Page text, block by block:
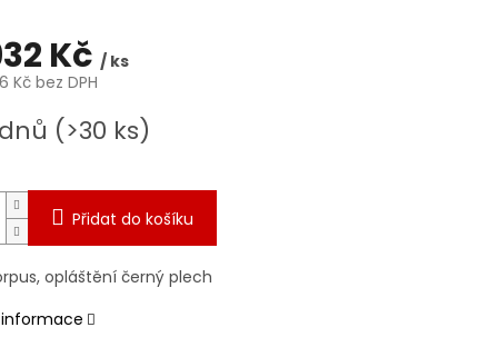
Kč / ks
Kč bez DPH
(>30 ks)
Přidat do košíku
opláštění černý plech